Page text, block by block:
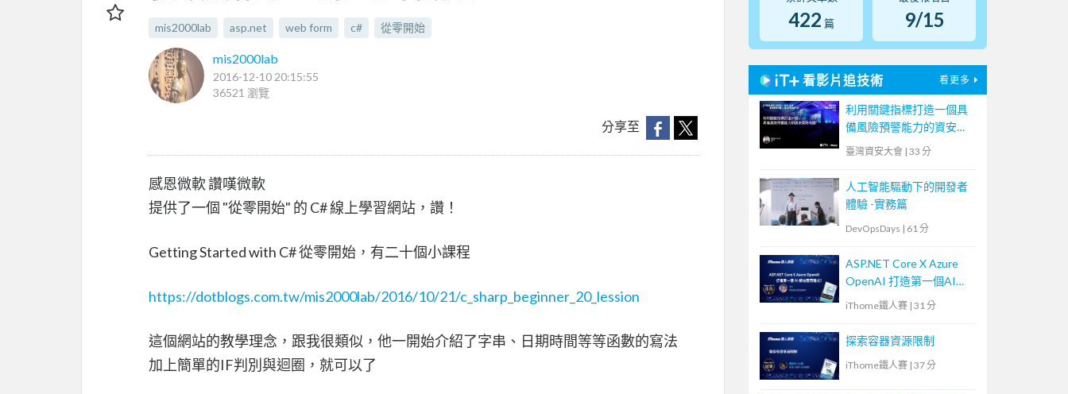
mis2000lab asp.net web form c# 從零開始
mis2000lab
2016-12-10 20:15:55
36521 瀏覽
分享至
感恩微軟 讚嘆微軟
提供了一個 "從零開始" 的 C# 線上學習網站，讚！
Getting Started with C# 從零開始，有二十個小課程
https://dotblogs.com.tw/mis2000lab/2016/10/21/c_sharp_beginner_20_lession
這個網站的教學理念，跟我很類似，他一開始介紹了字串、日期時間等等函數的寫法
加上簡單的IF判別與迴圈，就可以了
422 篇 9/15
看影片追技術 看更多
利用關鍵指標打造一個具
備風險預警能力的資安風
險地圖
臺灣資安大會 | 33 分
人工智能驅動下的開發者
體驗 -實務篇
DevOpsDays | 61 分
ASP.NET Core X Azure
OpenAI 打造第一個AI網
站應用程式！
iThome鐵人賽 | 31 分
探索容器資源限制
iThome鐵人賽 | 37 分